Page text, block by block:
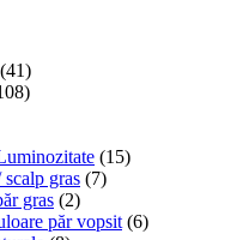
(41)
(15)
gras (7)
gras (2)
păr vopsit (6)